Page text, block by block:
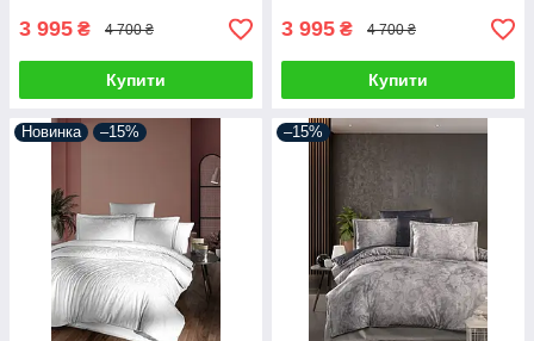
3 995 ₴ 4 700 ₴
Купити
3 995 ₴ 4 700 ₴
Купити
Новинка –15% –15%